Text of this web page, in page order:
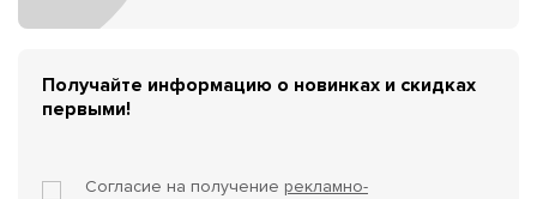
Получайте информацию о новинках и скидках
первыми!
Согласие на получение рекламно-